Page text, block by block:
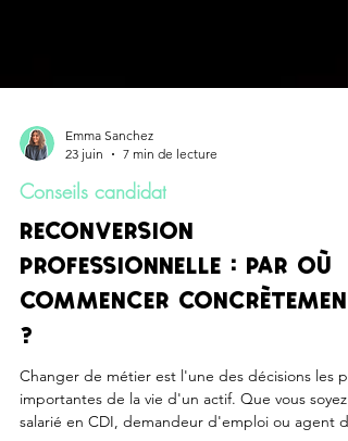
23 juin
7 min de lecture
Conseils candidat
RECONVERSION
PROFESSIONNELLE : PAR OÙ
COMMENCER
?